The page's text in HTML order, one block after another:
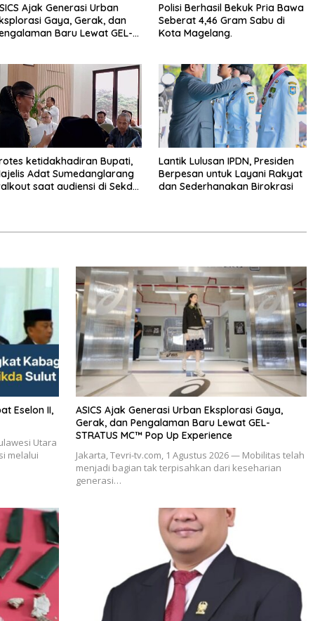
Ajak Generasi Urban
Gaya, Gerak, dan
Baru Lewat GEL-
Polisi Berhasil Bekuk Pria Bawa
Seberat 4,46 Gram Sabu di
Kota Magelang.
ketidakhadiran Bupati,
Adat Sumedanglarang
saat audiensi di Sekda
Lantik Lulusan IPDN, Presiden
Berpesan untuk Layani Rakyat
dan Sederhanakan Birokrasi
Utara
melalui
ASICS Ajak Generasi Urban Eksplorasi Gaya,
Gerak, dan Pengalaman Baru Lewat GEL-
STRATUS MC™ Pop Up Experience
Jakarta, Tevri-tv.com, 1 Agustus 2026 — Mobilitas telah
menjadi bagian tak terpisahkan dari keseharian
generasi…